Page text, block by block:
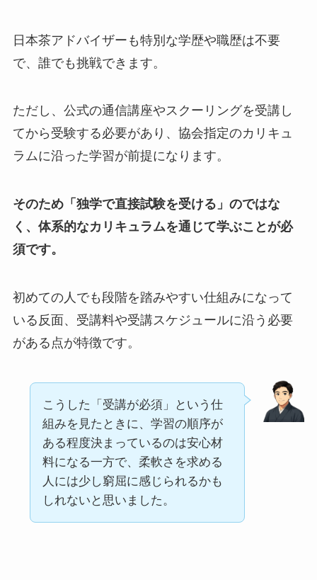
日本茶アドバイザーも特別な学歴や職歴は不要
で、誰でも挑戦できます。
ただし、公式の通信講座やスクーリングを受講し
てから受験する必要があり、協会指定のカリキュ
ラムに沿った学習が前提になります。
そのため「独学で直接試験を受ける」のではな
く、体系的なカリキュラムを通じて学ぶことが必
須です。
初めての人でも段階を踏みやすい仕組みになって
いる反面、受講料や受講スケジュールに沿う必要
がある点が特徴です。
こうした「受講が必須」という仕
組みを見たときに、学習の順序が
ある程度決まっているのは安心材
料になる一方で、柔軟さを求める
人には少し窮屈に感じられるかも
しれないと思いました。